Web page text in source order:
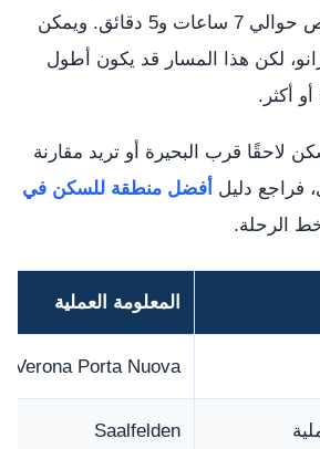
الكاملة بالقطار والباص حوالي 7 ساعات و5 دقائق. ويمكن
لكن هذا المسار قد يكون أطول
لاحقًا قرب البحيرة أو تريد مقارنة
فراجع دليل أفضل منطقة للسكن في
الرحلة.
المعلومة العملية
Verona Porta Nuova
Saalfelden